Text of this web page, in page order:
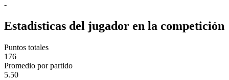
-
Estadísticas del jugador en la competición
Puntos totales
176
Promedio por partido
5.50